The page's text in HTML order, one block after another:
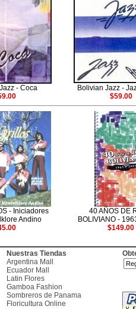
- Coca Bolivian Jazz -
$59.00
- Iniciadores
Andino
40 AÑOS DE
BOLIVIANO -
$149.00
Nuestras Tiendas
Argentina Mall
Ecuador Mall
Latin Flores
Gamboa Fashion
Sombreros de Panama
Floricultura Online